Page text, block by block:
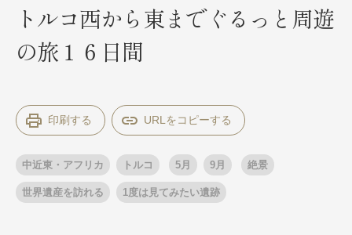
6月
7月 8月
9月
ゴールデンウィーク
お盆・夏休み
年末年始
9月
10月 11月
12月
ブランド
夢の休日 煌
夢の休日 国内旅行
トルコ西から東までぐるっと周遊
の旅１６日間
印刷する
中近東・アフリカ トルコ 5月 9月 絶景
世界遺産を訪れる 1度は見てみたい遺跡